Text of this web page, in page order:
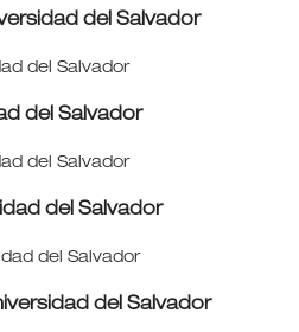
del Salvador
del Salvador
del Salvador
del Salvador
del Salvador
del Salvador
del Salvador